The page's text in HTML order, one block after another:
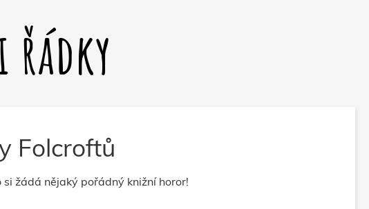
řádky
Folcroftů
žádá nějaký pořádný knižní horor!